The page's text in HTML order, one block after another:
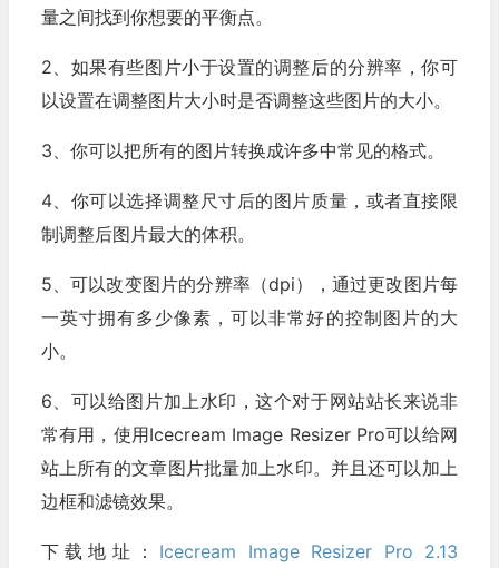
量之间找到你想要的平衡点。
2、如果有些图片小于设置的调整后的分辨率，你可
以设置在调整图片大小时是否调整这些图片的大小。
3、你可以把所有的图片转换成许多中常见的格式。
4、你可以选择调整尺寸后的图片质量，或者直接限
制调整后图片最大的体积。
5、可以改变图片的分辨率（dpi），通过更改图片每
一英寸拥有多少像素，可以非常好的控制图片的大
小。
6、可以给图片加上水印，这个对于网站站长来说非
常有用，使用Icecream Image Resizer Pro可以给网
站上所有的文章图片批量加上水印。并且还可以加上
边框和滤镜效果。
下载地址： Icecream Image Resizer Pro 2.13